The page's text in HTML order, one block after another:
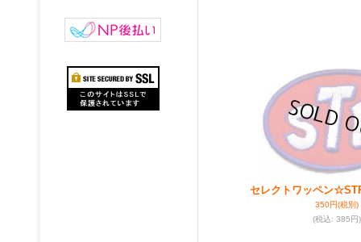
セレクトワッペン
350円(税別)
(税込: 385円)